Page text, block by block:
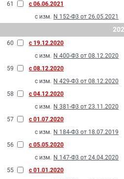
61
с 06.06.2021
с изм. N 152-Ф3 от 26.05.2021
60
с 19.12.2020
с изм. N 400-Ф3 от 08.12.2020
59
с 08.12.2020
с изм. N 429-Ф3 от 08.12.2020
58
с 04.12.2020
с изм. N 381-Ф3 от 23.11.2020
57
с 01.07.2020
с изм. N 184-Ф3 от 18.07.2019
56
с 05.05.2020
с изм. N 147-Ф3 от 24.04.2020
55
с 01.01.2020